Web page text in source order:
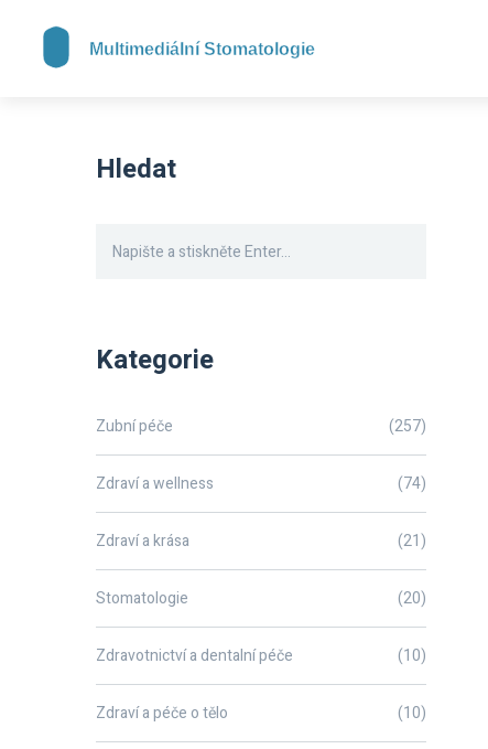
Hledat
Kategorie
Zubní péče (257)
Zdraví a wellness (74)
Zdraví a krása (21)
Stomatologie (20)
Zdravotnictví a dentalní péče (10)
Zdraví a péče o tělo (10)